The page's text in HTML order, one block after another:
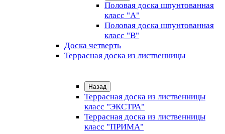
Половая доска шпунтованная
класс "А"
Половая доска шпунтованная
класс "B"
Доска четверть
Террасная доска из лиственницы
Назад
Террасная доска из лиственницы
класс "ЭКСТРА"
Террасная доска из лиственницы
класс "ПРИМА"